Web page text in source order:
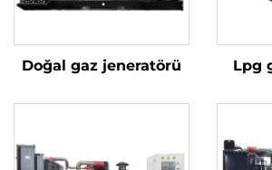
Doğal gaz jeneratörü Lpg